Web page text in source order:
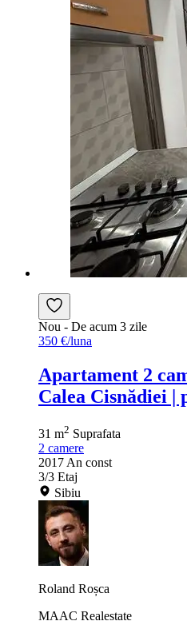
Nou - De acum 3 zile
350 €/luna
Apartament 2
Calea Cisnădiei |
31 m2 Suprafata
2 camere
2017 An const
3/3 Etaj
Sibiu
Roland Roșca
MAAC Realestate